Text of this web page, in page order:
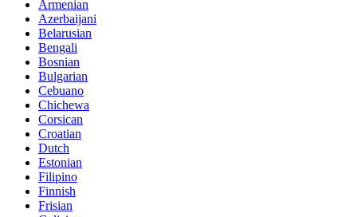
Armenian
Azerbaijani
Belarusian
Bengali
Bosnian
Bulgarian
Cebuano
Chichewa
Corsican
Croatian
Dutch
Estonian
Filipino
Finnish
Frisian